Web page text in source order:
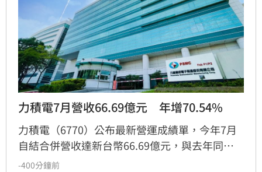
力積電7月營收66.69億元　年增70.54%
力積電（6770）公布最新營運成績單，今年7月
自結合併營收達新台幣66.69億元，與去年同期
相比大幅成長70.54%。累計今年1至7月合併營
-400分鐘前